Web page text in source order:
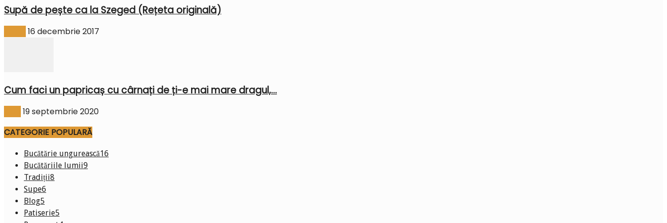
Supă de pește ca la Szeged (Rețeta originală)
16 decembrie 2017
Cum faci un papricaș cu cârnați de ți-e mai mare dragul,...
19 septembrie 2020
CATEGORIE POPULARĂ
Bucătărie ungurească16
Bucătăriile lumii9
Tradiții8
Supe6
Blog5
Patiserie5